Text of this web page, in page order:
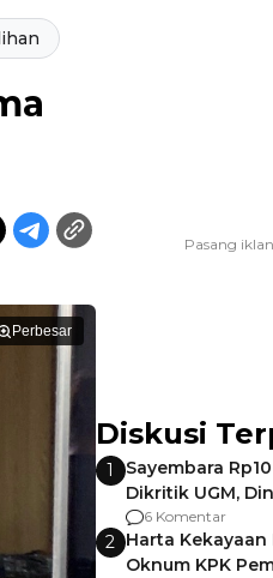
Perbesar
Diskusi
1
Sayembara
Dikritik UGM,
Gagalnya
6 Komentar
2 Harta Kekayaan
Oknum KPK